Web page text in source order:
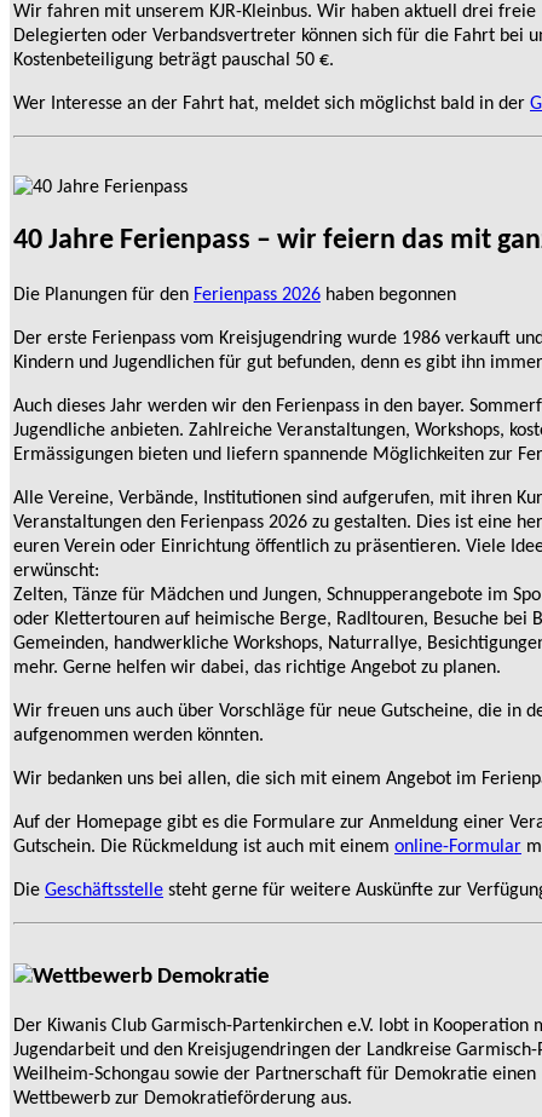
Wir fahren mit unserem KJR-Kleinbus. Wir haben aktuell drei freie
Delegierten oder Verbandsvertreter können sich für die Fahrt bei
Kostenbeteiligung beträgt pauschal 50 €.
Wer Interesse an der Fahrt hat, meldet sich möglichst bald in der
40 Jahre Ferienpass – wir feiern das mit
Die Planungen für den Ferienpass 2026 haben begonnen
Der erste Ferienpass vom Kreisjugendring wurde 1986 verkauft
Kindern und Jugendlichen für gut befunden, denn es gibt ihn
Auch dieses Jahr werden wir den Ferienpass in den bayer.
Jugendliche anbieten. Zahlreiche Veranstaltungen, Workshops,
Ermässigungen bieten und liefern spannende Möglichkeiten zur
Alle Vereine, Verbände, Institutionen sind aufgerufen, mit ihren
Veranstaltungen den Ferienpass 2026 zu gestalten. Dies ist eine
euren Verein oder Einrichtung öffentlich zu präsentieren. Viele
erwünscht:
Zelten, Tänze für Mädchen und Jungen, Schnupperangebote im
oder Klettertouren auf heimische Berge, Radltouren, Besuche bei
Gemeinden, handwerkliche Workshops, Naturrallye,
mehr. Gerne helfen wir dabei, das richtige Angebot zu planen.
Wir freuen uns auch über Vorschläge für neue Gutscheine, die in
aufgenommen werden könnten.
Wir bedanken uns bei allen, die sich mit einem Angebot im
Auf der Homepage gibt es die Formulare zur Anmeldung einer
Gutschein. Die Rückmeldung ist auch mit einem online-Formular
Die Geschäftsstelle steht gerne für weitere Auskünfte zur
Der Kiwanis Club Garmisch-Partenkirchen e.V. lobt in Kooperation
Jugendarbeit und den Kreisjugendringen der Landkreise
Weilheim-Schongau sowie der Partnerschaft für Demokratie
Wettbewerb zur Demokratieförderung aus.